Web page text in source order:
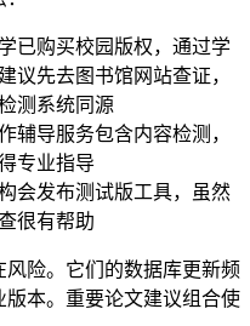
已购买校园版权，通过学
议先去图书馆网站查证，
测系统同源
辅导服务包含内容检测，
专业指导
会发布测试版工具，虽然
很有帮助
险。它们的数据库更新频
本。重要论文建议组合使